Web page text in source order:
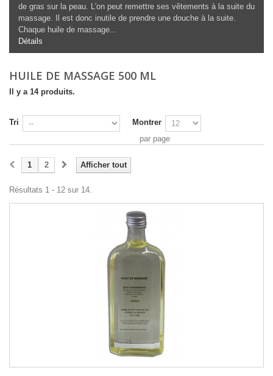
de gras sur la peau. L'on peut remettre ses vêtements à la suite du
massage. Il est donc inutile de prendre une douche à la suite.
Chaque huile de massage...
Détails
HUILE DE MASSAGE 500 ML
Il y a 14 produits.
Tri
Montrer
par page
Afficher tout
1 2
Résultats 1 - 12 sur 14.